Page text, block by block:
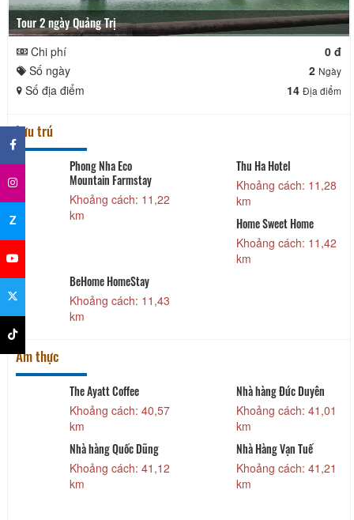
Tour 2 ngày Quảng Trị
Chi phí
0 đ
Số ngày
2 Ngày
Số địa điểm 14 Địa điểm
Lưu trú
Phong Nha Eco
Mountain Farmstay
Khoảng cách: 11,22
km
Thu Ha Hotel
Khoảng cách: 11,28
km
Home Sweet Home
Khoảng cách: 11,42
km
BeHome HomeStay
Khoảng cách: 11,43
km
Ẩm thực
The Ayatt Coffee
Khoảng cách: 40,57
km
Nhà hàng Đức Duyên
Khoảng cách: 41,01
km
Nhà hàng Quốc Dũng
Khoảng cách: 41,12
km
Nhà Hàng Vạn Tuế
Khoảng cách: 41,21
km
×
Z